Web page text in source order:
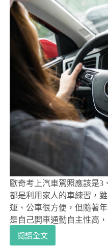
第
一
個
珠
寶
就
從
質
感
雅
的
翡
手，
文
內
有
粉
絲
屬
歐奇考上汽車駕照應該是3
都是利用家人的車練習，
運、公車很方便，但隨著
是自己開車通勤自主性高
閱讀全文
福